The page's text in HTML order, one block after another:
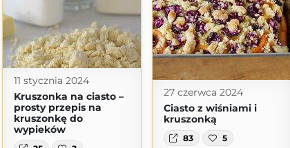
11 stycznia 2024
Kruszonka na ciasto –
prosty przepis na
kruszonkę do
wypieków
27 czerwca 2024
Ciasto z wiśniami i
kruszonką
83 5